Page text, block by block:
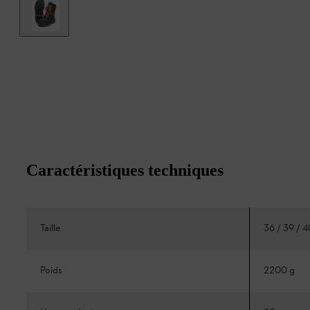
Caractéristiques techniques
Taille 36 / 39 /
Poids 2200 g